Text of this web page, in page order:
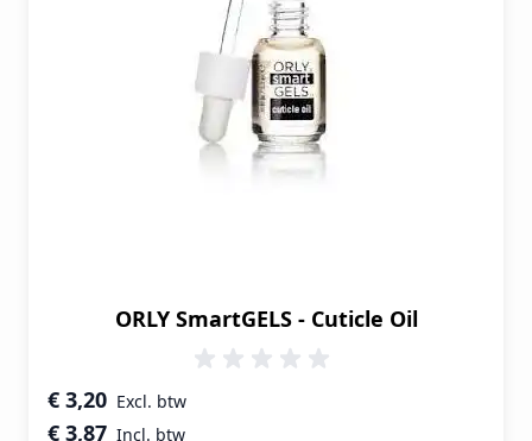
ORLY SmartGELS - Cuticle Oil
€ 3,87
€ 3,20